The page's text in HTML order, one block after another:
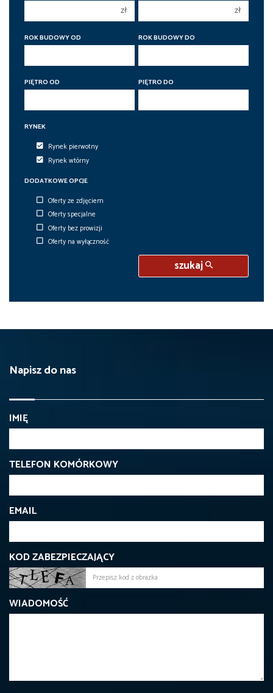
zł zł
ROK BUDOWY OD ROK BUDOWY DO
PIĘTRO OD PIĘTRO DO
RYNEK
Rynek pierwotny
Rynek wtórny
DODATKOWE OPCJE
Oferty ze zdjęciem
Oferty specjalne
Oferty bez prowizji
Oferty na wyłączność
szukaj
Napisz do nas
IMIĘ
TELEFON KOMÓRKOWY
EMAIL
KOD ZABEZPIECZAJĄCY
WIADOMOŚĆ